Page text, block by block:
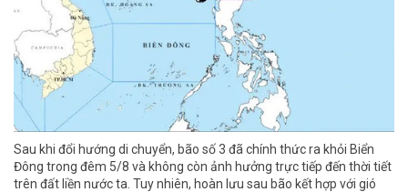
Sau khi đổi hướng di chuyển, bão số 3 đã chính thức ra khỏi Biển
Đông trong đêm 5/8 và không còn ảnh hưởng trực tiếp đến thời tiết
trên đất liền nước ta. Tuy nhiên, hoàn lưu sau bão kết hợp với gió